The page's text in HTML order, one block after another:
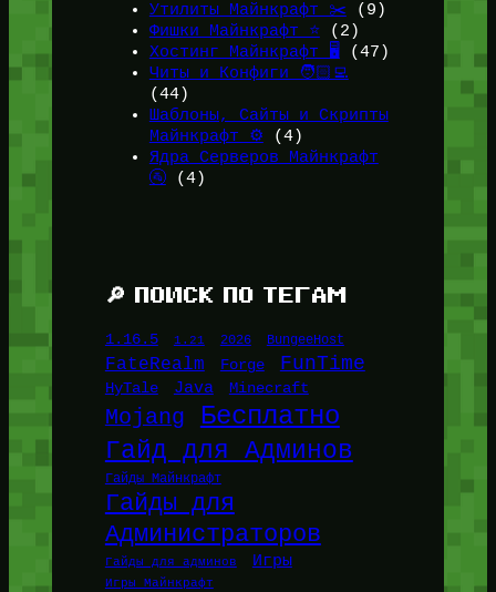
Утилиты Майнкрафт ✂️ (9)
Фишки Майнкрафт ⭐(2)
Хостинг Майнкрафт 🖥️ (47)
Читы и Конфиги 🧑🏻‍💻
(44)
Шаблоны, Сайты и Скрипты
Майнкрафт ⚙️ (4)
Ядра Серверов Майнкрафт
🚰(4)
🔎 ПОИСК ПО ТЕГАМ
1.16.5 1.21 2026 BungeeHost
FateRealm Forge FunTime
HyTale Java Minecraft
Mojang Бесплатно
Гайд для Админов
Гайды Майнкрафт
Гайды для
Администраторов
Гайды для админов Игры
Игры Майнкрафт